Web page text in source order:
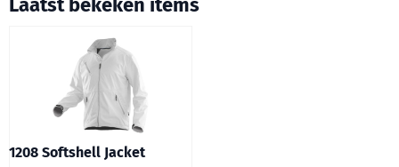
Laatst bekeken items
1208 Softshell Jacket